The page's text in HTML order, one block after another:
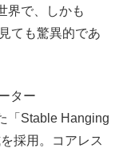
界で、しかも
ても驚異的であ
ター
「Stable Hanging
採用。コアレス